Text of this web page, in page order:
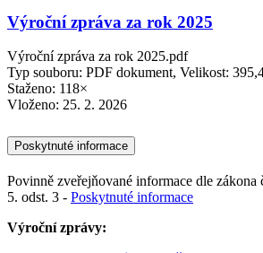
Výroční zpráva za rok 2025
Výroční zpráva za rok 2025.pdf
Typ souboru: PDF dokument, Velikost:
Staženo: 118×
Vloženo: 25. 2. 2026
Poskytnuté informace
Povinně zveřejňované informace dle zákona
5. odst. 3 - Poskytnuté informace
Výroční zprávy: